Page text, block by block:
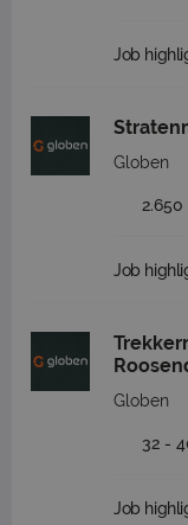
Job
Globen
Job
Globen
32 -
Job